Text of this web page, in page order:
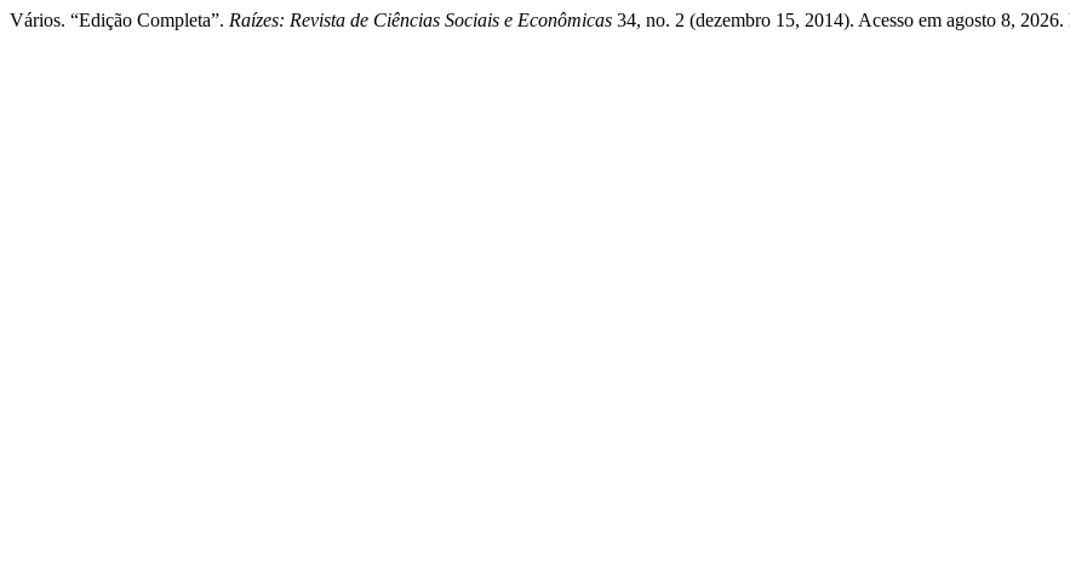
Vários. “Edição Completa”. Raízes: Revista de Ciências Sociais e Econômicas 34, no. 2 (dezembro 15, 2014). Acesso em agosto 8,